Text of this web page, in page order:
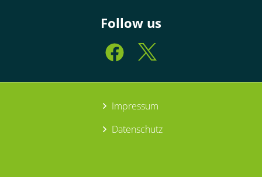
Follow us
Impressum
Datenschutz